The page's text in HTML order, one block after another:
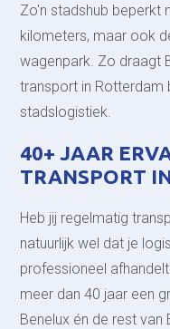
Zo'n stadshub beperkt
kilometers, maar ook
wagenpark. Zo draagt
transport in Rotterdam
stadslogistiek.
40+ JAAR
TRANSPORT
Heb jij regelmatig
natuurlijk wel dat je
professioneel
meer dan 40 jaar een
Benelux én de rest van